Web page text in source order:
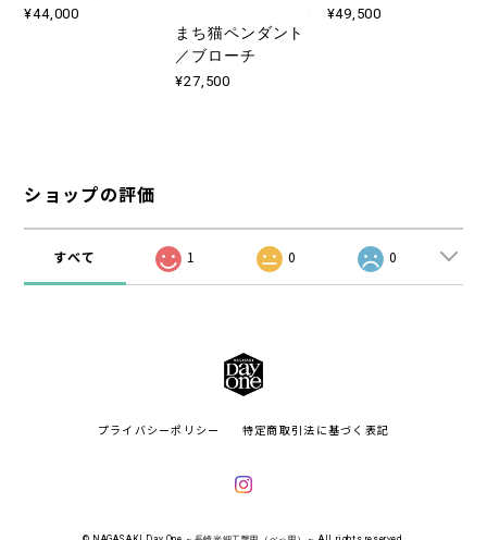
¥44,000
まち猫ペンダント
／ブローチ
¥27,500
¥49,500
ショップの評価
すべて 1 0 0
プライバシーポリシー 特定商取引法に基づく表記